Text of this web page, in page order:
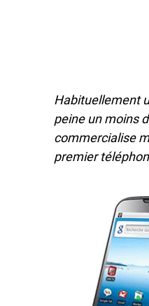
Habituellement
peine un moins
commercialise
premier